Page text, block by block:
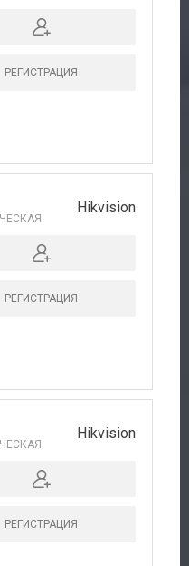
РЕГИСТРАЦИЯ
Hikvision
РЕГИСТРАЦИЯ
Hikvision
РЕГИСТРАЦИЯ